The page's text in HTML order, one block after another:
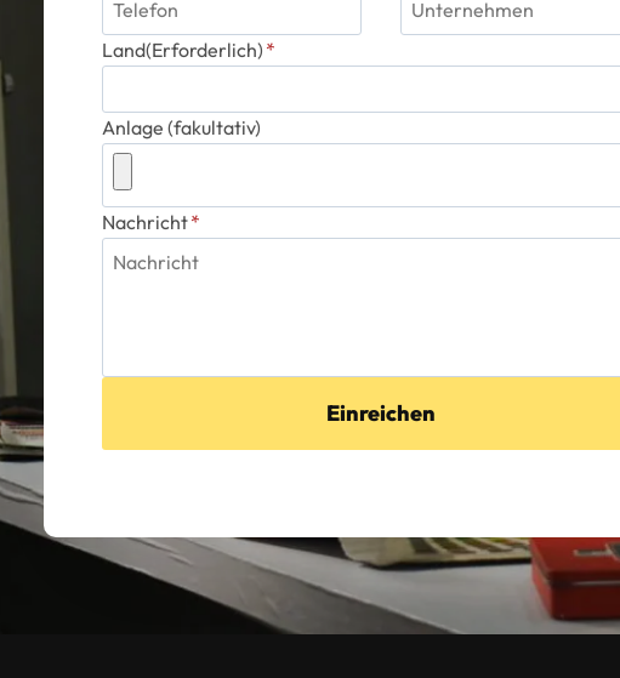
Land(Erforderlich) *
Anlage (fakultativ)
Nachricht*
Einreichen